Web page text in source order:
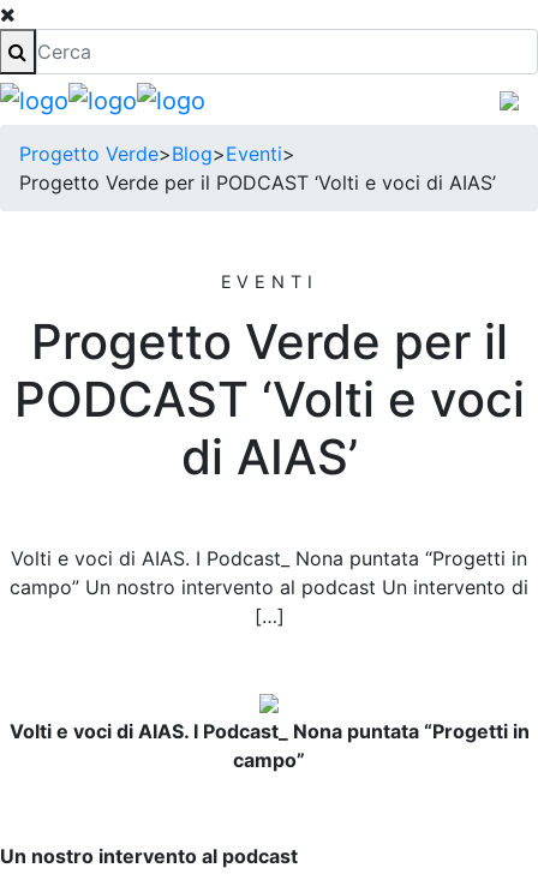
Progetto Verde>Blog>Eventi>
Progetto Verde per il PODCAST ‘Volti e voci di AIAS’
EVENTI
Progetto Verde per il
PODCAST ‘Volti e voci
di AIAS’
Volti e voci di AIAS. I Podcast_ Nona puntata “Progetti in
campo” Un nostro intervento al podcast Un intervento di
[…]
Volti e voci di AIAS. I Podcast_ Nona puntata “Progetti in
campo”
Un nostro intervento al podcast